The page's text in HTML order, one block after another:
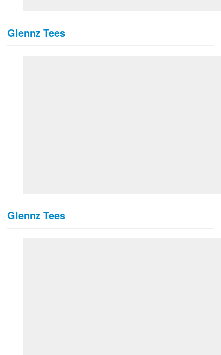
Glennz Tees
Glennz Tees